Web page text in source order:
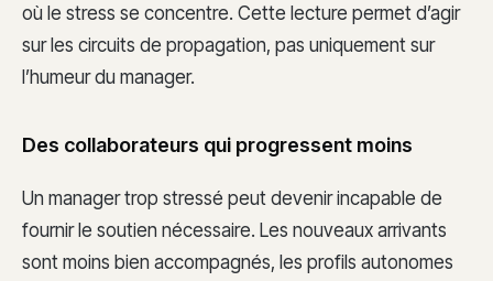
où le stress se concentre. Cette lecture permet d’agir
sur les circuits de propagation, pas uniquement sur
l’humeur du manager.
Des collaborateurs qui progressent moins
Un manager trop stressé peut devenir incapable de
fournir le soutien nécessaire. Les nouveaux arrivants
sont moins bien accompagnés, les profils autonomes